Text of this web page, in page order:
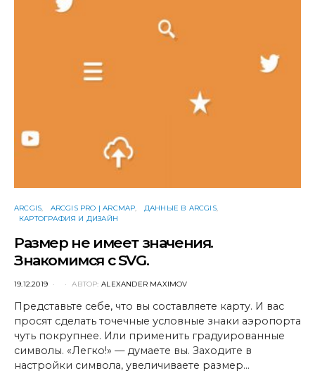
ARCGIS ARCGIS PRO | ARCMAP
ДАННЫЕ В ARCGIS
КАРТОГРАФИЯ И ДИЗАЙН
Размер не имеет значения.
Знакомимся с SVG.
POSTED
19.12.2019 АВТОР: ALEXANDER MAXIMOV
Представьте себе, что вы составляете карту. И вас
просят сделать точечные условные знаки аэропорта
чуть покрупнее. Или применить градуированные
символы. «Легко!» — думаете вы. Заходите в
настройки символа, увеличиваете размер…